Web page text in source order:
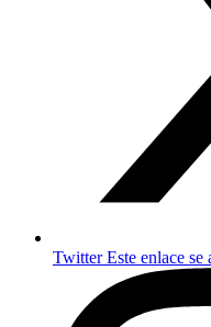
TwitterEste enlace se